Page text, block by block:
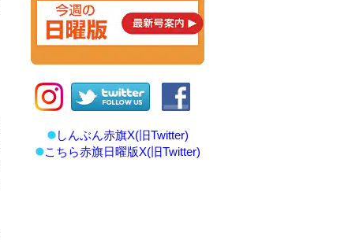
しんぶん赤旗X(旧Twitter)
こちら赤旗日曜版X(旧Twitter)